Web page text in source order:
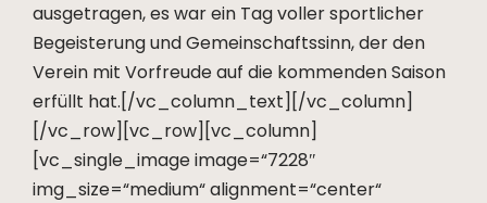
ausgetragen, es war ein Tag voller sportlicher
Begeisterung und Gemeinschaftssinn, der den
Verein mit Vorfreude auf die kommenden Saison
erfüllt hat.[/vc_column_text][/vc_column]
[/vc_row][vc_row][vc_column]
[vc_single_image image=“7228″
img_size=“medium“ alignment=“center“